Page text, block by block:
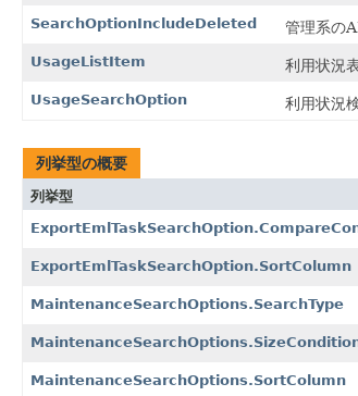
SearchOptionIncludeDeleted 管理系の
UsageListItem 利用状況
UsageSearchOption 利用状況
列挙型の概要
列挙型
ExportEmlTaskSearchOption.SortColumn
MaintenanceSearchOptions.SearchType
MaintenanceSearchOptions.SortColumn